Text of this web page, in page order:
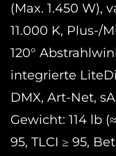
(Max. 1.450 W),
11.000 K, Plus-/
120°
integrierte
DMX, Art-Net,
Gewicht: 114 lb
95, TLCI ≥ 95,